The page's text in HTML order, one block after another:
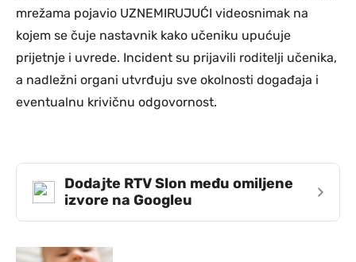
mrežama pojavio UZNEMIRUJUĆI videosnimak na
kojem se čuje nastavnik kako učeniku upućuje
prijetnje i uvrede. Incident su prijavili roditelji učenika,
a nadležni organi utvrđuju sve okolnosti događaja i
eventualnu krivičnu odgovornost.
Dodajte RTV Slon među omiljene
izvore na Googleu
›